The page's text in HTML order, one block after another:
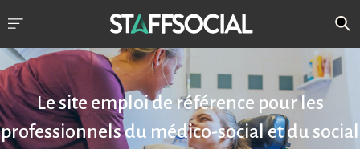
Le site emploi de référence pour les
professionnels du médico-social et du social